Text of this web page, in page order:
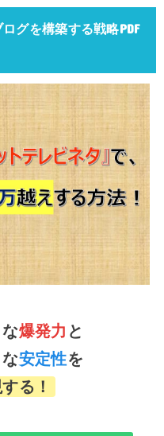
グを構築する戦略PDF
爆発力 と
安定性を
る！